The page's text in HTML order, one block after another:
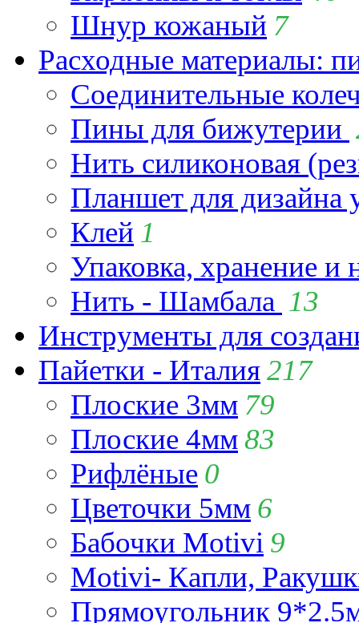
Шнур кожаный 7
Расходные материалы:
Соединительные
Пины для бижутерии
Нить силиконовая
Планшет для
Клей 1
Упаковка, хранение и
Нить - Шамбала 13
Инструменты для
Пайетки - Италия217
Плоские 3мм 79
Плоские 4мм83
Рифлёные 0
Цветочки 5мм 6
Бабочки Motivi 9
Motivi- Капли,
Прямоугольник